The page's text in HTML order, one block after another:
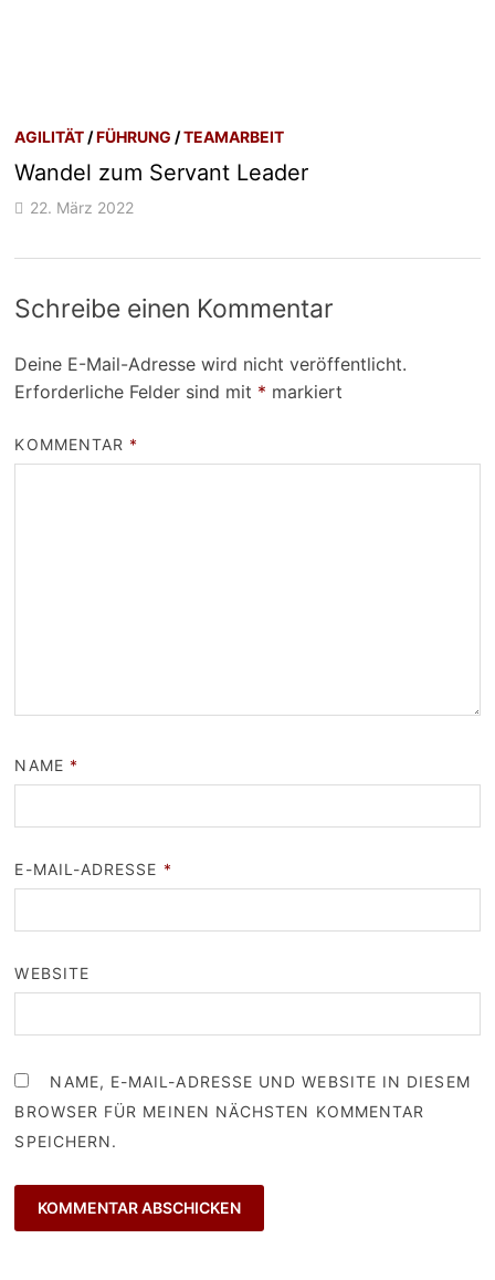
AGILITÄT /FÜHRUNG /TEAMARBEIT
Wandel zum Servant Leader
22. März 2022
Schreibe einen Kommentar
Deine E-Mail-Adresse wird nicht veröffentlicht.
Erforderliche Felder sind mit * markiert
KOMMENTAR *
NAME *
E-MAIL-ADRESSE *
WEBSITE
NAME, E-MAIL-ADRESSE UND WEBSITE IN DIESEM
BROWSER FÜR MEINEN NÄCHSTEN KOMMENTAR
SPEICHERN.